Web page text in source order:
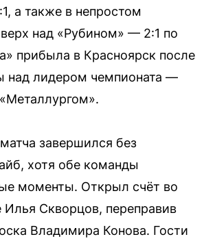
а также в непростом
над «Рубином» — 2:1 по
прибыла в Красноярск после
над лидером чемпионата —
завершился без
хотя обе команды
моменты. Открыл счёт во
Илья Скворцов, переправив
Владимира Конова. Гости